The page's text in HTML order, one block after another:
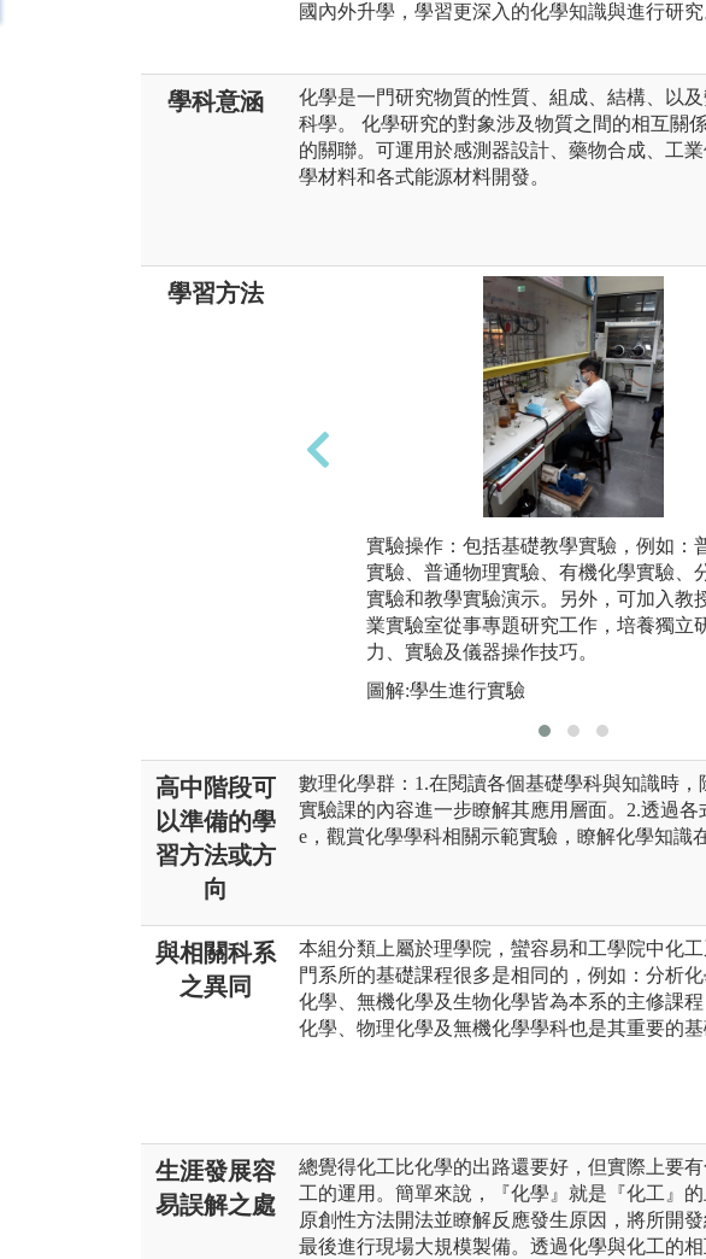
國內外升學，學習更深入的化學知識與進行研究
學科意涵
化學是一門研究物質的性質、組成、結構、以
科學。 化學研究的對象涉及物質之間的相互關
的關聯。可運用於感測器設計、藥物合成、工
學材料和各式能源材料開發。
學習方法
實驗操作：包括基礎教學實驗，例如：
實驗、普通物理實驗、有機化學實驗、
實驗和教學實驗演示。另外，可加入教
業實驗室從事專題研究工作，培養獨立
力、實驗及儀器操作技巧。
圖解:學生進行實驗
高中階段可
以準備的學
習方法或方
向
數理化學群：1.在閱讀各個基礎學科與知識時
實驗課的內容進一步瞭解其應用層面。2.透過各
e，觀賞化學學科相關示範實驗，瞭解化學知識
與相關科系
之異同
本組分類上屬於理學院，蠻容易和工學院中化
門系所的基礎課程很多是相同的，例如：分析
化學、無機化學及生物化學皆為本系的主修課
化學、物理化學及無機化學學科也是其重要的基
生涯發展容
易誤解之處
總覺得化工比化學的出路還要好，但實際上要
工的運用。簡單來說，『化學』就是『化工』
原創性方法開法並瞭解反應發生原因，將所開發
最後進行現場大規模製備。透過化學與化工的